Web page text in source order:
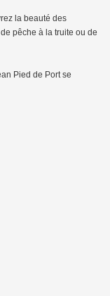
la beauté des
pêche à la truite ou de
Pied de Port se